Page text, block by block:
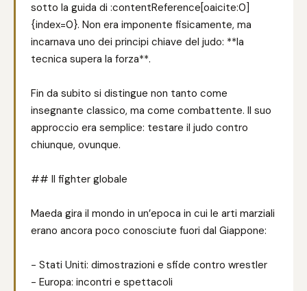
sotto la guida di :contentReference[oaicite:0]
{index=0}. Non era imponente fisicamente, ma
incarnava uno dei principi chiave del judo: **la
tecnica supera la forza**.
Fin da subito si distingue non tanto come
insegnante classico, ma come combattente. Il suo
approccio era semplice: testare il judo contro
chiunque, ovunque.
## Il fighter globale
Maeda gira il mondo in un’epoca in cui le arti marziali
erano ancora poco conosciute fuori dal Giappone:
- Stati Uniti: dimostrazioni e sfide contro wrestler
- Europa: incontri e spettacoli